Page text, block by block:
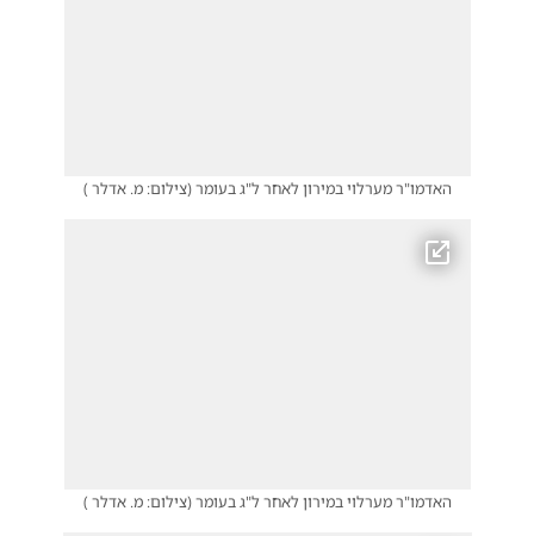
האדמו"ר מערלוי במירון לאחר ל"ג בעומר(צילום: מ. אדלר )
האדמו"ר מערלוי במירון לאחר ל"ג בעומר(צילום: מ. אדלר )